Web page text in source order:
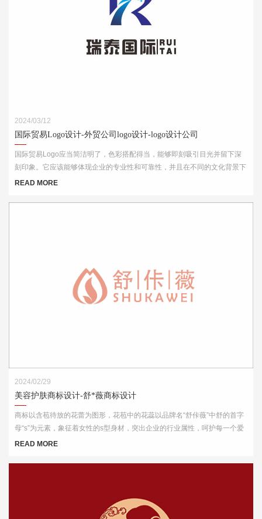
2024/03/12
国际贸易Logo设计-外贸公司logo设计-logo设计公司
国际贸易Logo应当简洁明了，色彩搭配得当，能够即刻吸引目光并留下深
刻印象。它应该能够体现企业的专业性和可靠性，并且在不同的文化背景下
都能够被理解和接受。此外，Logo的设计还需考虑到其在各种媒介上的应
READ MORE
2024/02/29
美容护肤商标设计-舒*薇商标设计
商标以含苞待放的花蕾为图形，花苞中的花蕊以品牌名“舒佧薇”中舒的首字
母“s”为元素，象征着女性的s型身材，突出企业的行业属性，呵护每一个爱
美的你。
READ MORE